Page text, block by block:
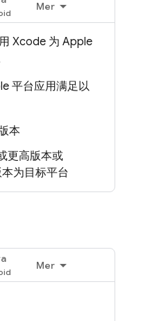
Mer
Xcode 为 Apple
平台应用满足以
本
更高版本或
为目标平台
Mer